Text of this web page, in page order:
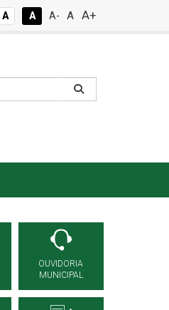
A A A- A A+
OUVIDORIA
MUNICIPAL